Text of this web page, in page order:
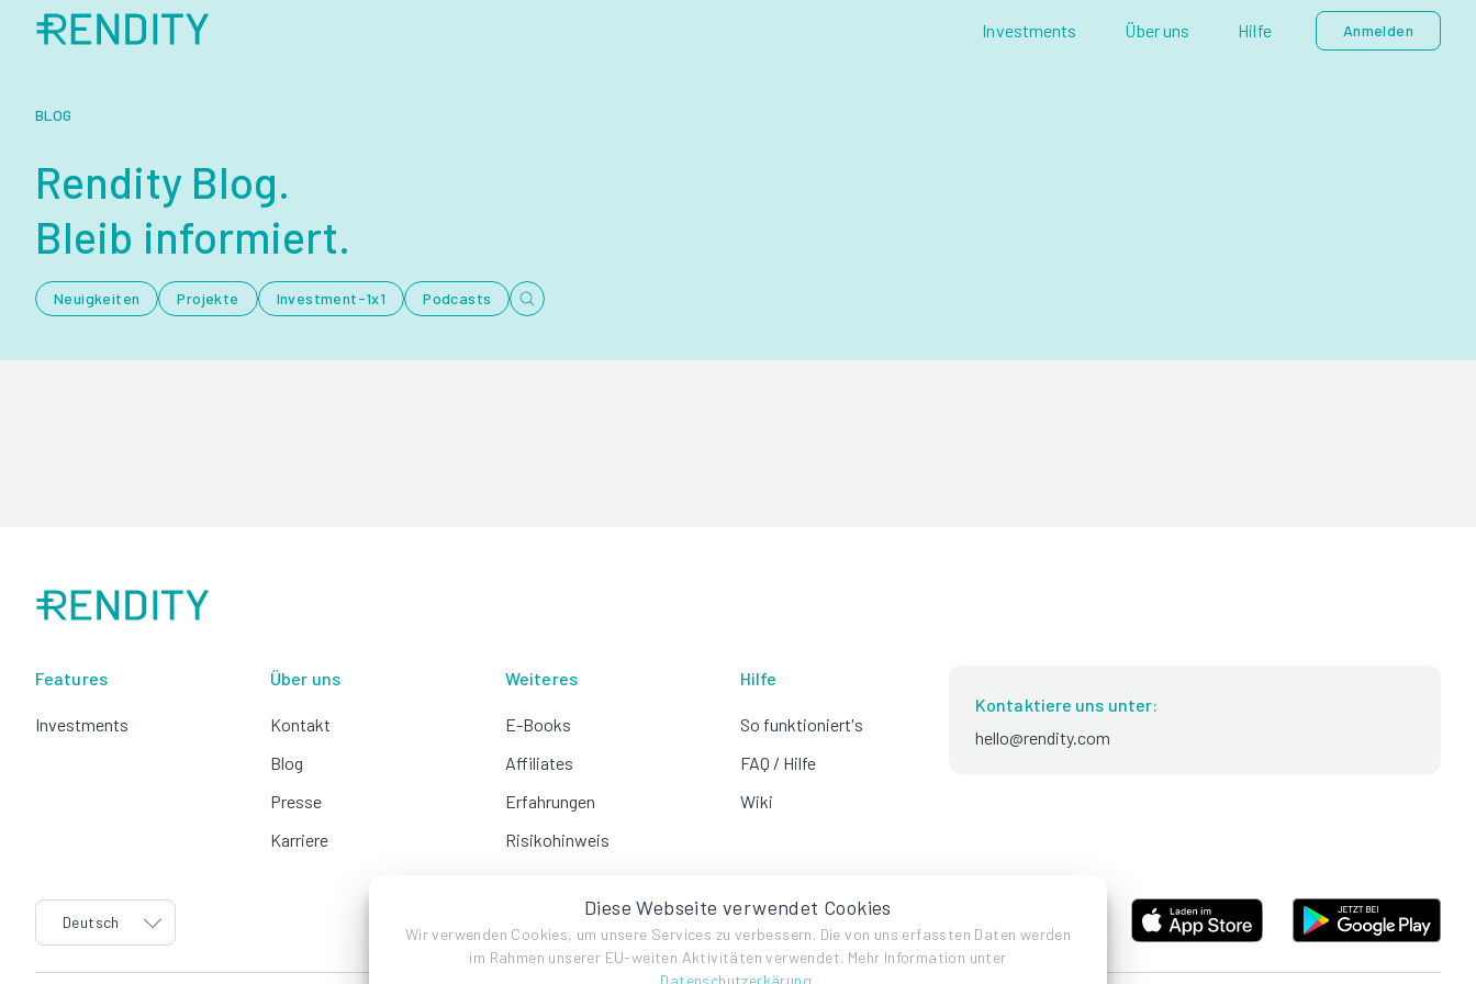
Investments Über uns Hilfe Anmelden
Diese Webseite verwendet Cookies
Wir verwenden Cookies, um unsere Services zu verbessern. Die von uns erfassten Daten werden
im Rahmen unserer EU-weiten Aktivitäten verwendet. Mehr Information unter
Datenschutzerkärung
BLOG
Rendity Blog.
Bleib informiert.
Neuigkeiten Projekte Investment-1x1 Podcasts
Features
Investments
Über uns
Kontakt
Blog
Presse
Karriere
Weiteres
E-Books
Affiliates
Erfahrungen
Risikohinweis
Hilfe
So funktioniert's
FAQ / Hilfe
Wiki
Kontaktiere uns unter:
hello@rendity.com
language
Deutsch